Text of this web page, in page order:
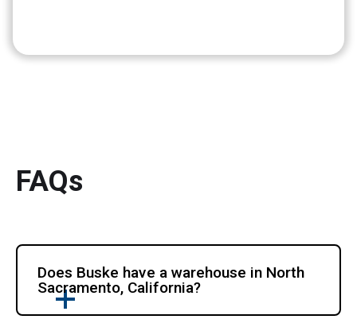
FAQs
Does Buske have a warehouse in North
Sacramento, California?